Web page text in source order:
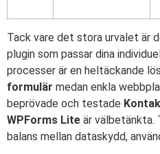
Tack vare det stora urvalet är
plugin som passar dina
processer är en heltäckande
formulär medan enkla
beprövade och testade
WPForms Lite är välbetänkta.
balans mellan dataskydd,